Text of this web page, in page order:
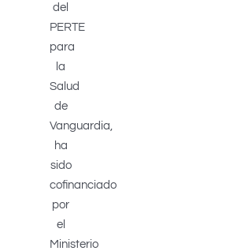
del
PERTE
para
la
Salud
de
Vanguardia,
ha
sido
cofinanciado
por
el
Ministerio